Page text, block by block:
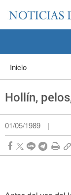
Pase a contenido
Inicio
Hollín,
01/05/1989 |